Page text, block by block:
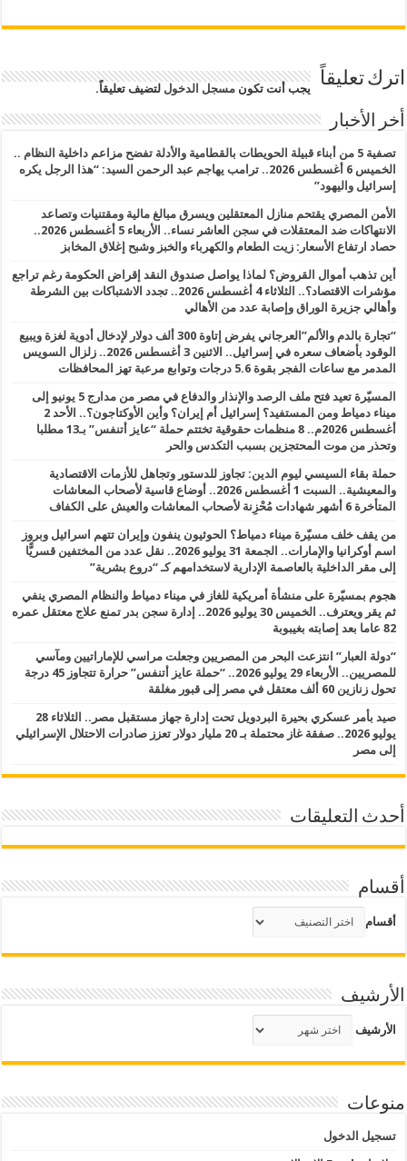
اترك تعليقاً يجب أنت تكونمسجل الدخول لتضيف تعليقاً.
أخر الأخبار
تصفية 5 من أبناء قبيلة الحويطات بالقطامية والأدلة تفضح مزاعم داخلية النظام ..
الخميس 6 أغسطس 2026.. ترامب يهاجم عبد الرحمن السيد: “هذا الرجل يكره
إسرائيل واليهود”
الأمن المصري يقتحم منازل المعتقلين ويسرق مبالغ مالية ومقتنيات وتصاعد
الانتهاكات ضد المعتقلات في سجن العاشر نساء.. الأربعاء 5 أغسطس 2026..
حصاد ارتفاع الأسعار: زيت الطعام والكهرباء والخبز وشبح إغلاق المخابز
أين تذهب أموال القروض؟ لماذا يواصل صندوق النقد إقراض الحكومة رغم تراجع
مؤشرات الاقتصاد؟.. الثلاثاء 4 أغسطس 2026.. تجدد الاشتباكات بين الشرطة
وأهالي جزيرة الوراق وإصابة عدد من الأهالي
“تجارة بالدم والألم”العرجاني يفرض إتاوة 300 ألف دولار لإدخال أدوية لغزة ويبيع
الوقود بأضعاف سعره في إسرائيل.. الاثنين 3 أغسطس 2026.. زلزال السويس
المدمر مع ساعات الفجر بقوة 5.6 درجات وتوابع مرعبة تهز المحافظات
المسيّرة تعيد فتح ملف الرصد والإنذار والدفاع في مصر من مدارج 5 يونيو إلى
ميناء دمياط ومن المستفيد؟ إسرائيل أم إيران؟ وأين الأوكتاجون؟.. الأحد 2
أغسطس 2026م.. 8 منظمات حقوقية تختتم حملة “عايز أتنفس” بـ13 مطلبا
وتحذر من موت المحتجزين بسبب التكدس والحر
حملة بقاء السيسي ليوم الدين: تجاوز للدستور وتجاهل للأزمات الاقتصادية
والمعيشية.. السبت 1 أغسطس 2026.. أوضاع قاسية لأصحاب المعاشات
المتأخرة 6 أشهر شهادات مُحْزِنة لأصحاب المعاشات والعيش على الكفاف
من يقف خلف مسيّرة ميناء دمياط؟ الحوثيون ينفون وإيران تتهم اسرائيل وبروز
اسم أوكرانيا والإمارات.. الجمعة 31 يوليو 2026.. نقل عدد من المختفين قسريًّا
إلى مقر الداخلية بالعاصمة الإدارية لاستخدامهم كـ “دروع بشرية”
هجوم بمسيّرة على منشأة أمريكية للغاز في ميناء دمياط والنظام المصري ينفي
ثم يقر ويعترف.. الخميس 30 يوليو 2026.. إدارة سجن بدر تمنع علاج معتقل عمره
82 عاما بعد إصابته بغيبوبة
“دولة العبار” انتزعت البحر من المصريين وجعلت مراسي للإماراتيين ومآسي
للمصريين.. الأربعاء 29 يوليو 2026.. “حملة عايز أتنفس” حرارة تتجاوز 45 درجة
تحول زنازين 60 ألف معتقل في مصر إلى قبور مغلقة
صيد بأمر عسكري بحيرة البردويل تحت إدارة جهاز مستقبل مصر.. الثلاثاء 28
يوليو 2026.. صفقة غاز محتملة بـ 20 مليار دولار تعزز صادرات الاحتلال الإسرائيلي
إلى مصر
أحدث التعليقات
أقسام
أقسام
الأرشيف
الأرشيف
منوعات
تسجيل الدخول